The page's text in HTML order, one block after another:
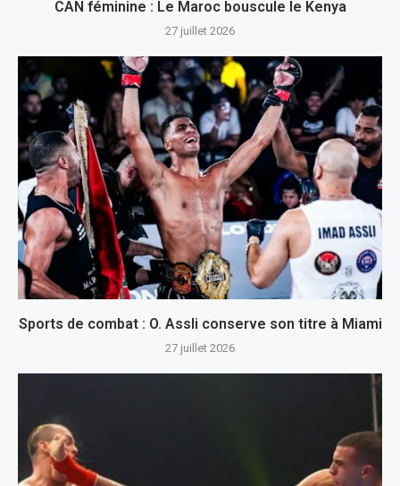
CAN féminine : Le Maroc bouscule le Kenya
27 juillet 2026
Sports de combat : O. Assli conserve son titre à Miami
27 juillet 2026